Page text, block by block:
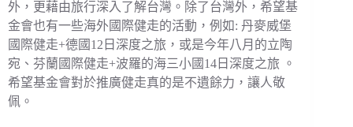
外，更藉由旅行深入了解台灣。除了台灣外，希望基
金會也有一些海外國際健走的活動，例如: 丹麥威堡
國際健走+德國12日深度之旅，或是今年八月的立陶
宛、芬蘭國際健走+波羅的海三小國14日深度之旅 。
希望基金會對於推廣健走真的是不遺餘力，讓人敬
佩。